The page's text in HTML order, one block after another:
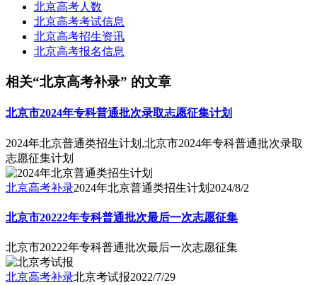
北京高考人数
北京高考考试信息
北京高考招生资讯
北京高考报名信息
相关“北京高考补录” 的文章
北京市2024年专科普通批次录取志愿征集计划
2024年北京普通类招生计划,北京市2024年专科普通批次录取
志愿征集计划
北京高考补录2024年北京普通类招生计划 2024/8/2
北京市20222年专科普通批次最后一次志愿征集
北京市20222年专科普通批次最后一次志愿征集
北京高考补录北京考试报2022/7/29